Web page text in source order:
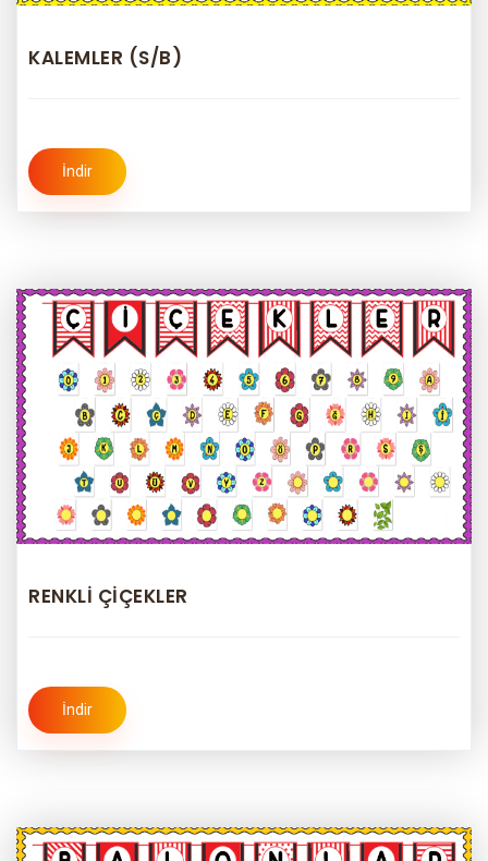
KALEMLER (S/B)
İndir
RENKLİ ÇİÇEKLER
İndir